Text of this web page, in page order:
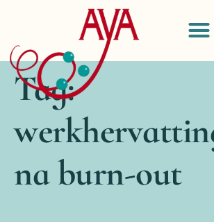
Tag:
na burn-out